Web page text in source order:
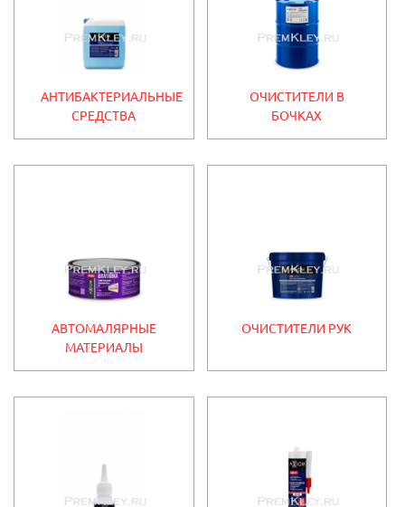
АНТИБАКТЕРИАЛЬНЫЕ
СРЕДСТВА
ОЧИСТИТЕЛИ В
БОЧКАХ
АВТОМАЛЯРНЫЕ
МАТЕРИАЛЫ
ОЧИСТИТЕЛИ РУК